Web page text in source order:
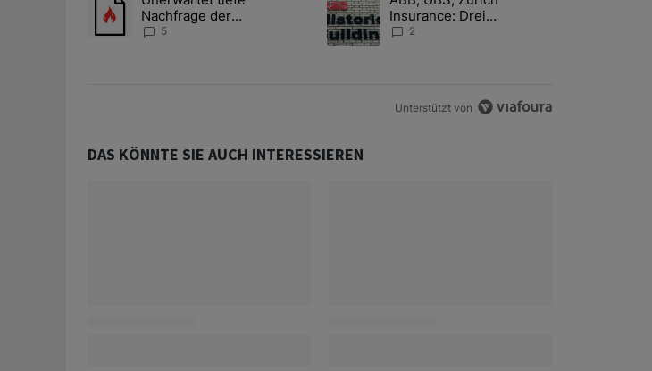
Nachfrage der
Zentralbanken könnte
5
Insurance: Drei
Schweizer Aktien auf der
2
Unterstützt von
DAS KÖNNTE SIE AUCH INTERESSIEREN